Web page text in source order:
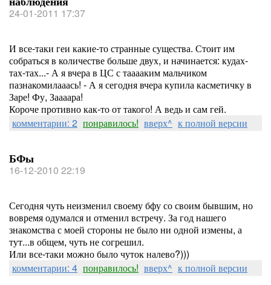
24-01-2011 17:37
И все-таки геи какие-то странные существа. Стоит им
собраться в количестве больше двух, и начинается: кудах-
тах-тах...- А я вчера в ЦС с тааааким мальчиком
пазнакомилааась! - А я сегодня вчера купила касметичку в
Заре! Фу, Заааара!
Короче противно как-то от такого! А ведь и сам гей.
комментарии: 2 понравилось! вверх^ к полной версии
БФы
16-12-2010 22:19
Сегодня чуть неизменил своему бфу со своим бывшим, но
вовремя одумался и отменил встречу. За год нашего
знакомства с моей стороны не было ни одной измены, а
тут...в общем, чуть не согрешил.
Или все-таки можно было чуток налево?)))
комментарии: 4 понравилось! вверх^ к полной версии